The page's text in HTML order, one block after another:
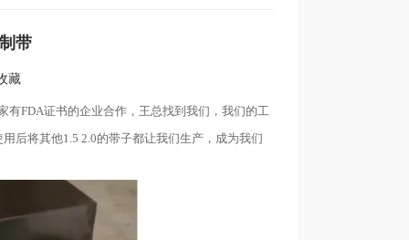
带
藏
有FDA证书的企业合作，王总找到我们，我们的工
用后将其他1.5 2.0的带子都让我们生产，成为我们